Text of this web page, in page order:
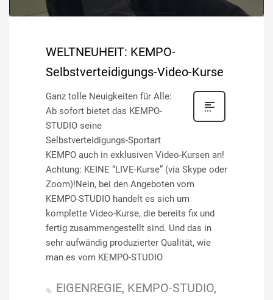
WELTNEUHEIT: KEMPO-
Selbstverteidigungs-Video-Kurse
Ganz tolle Neuigkeiten für Alle:
Ab sofort bietet das KEMPO-
STUDIO seine
Selbstverteidigungs-Sportart
KEMPO auch in exklusiven Video-Kursen an!
Achtung: KEINE “LIVE-Kurse” (via Skype oder
Zoom)!Nein, bei den Angeboten vom
KEMPO-STUDIO handelt es sich um
komplette Video-Kurse, die bereits fix und
fertig zusammengestellt sind. Und das in
sehr aufwändig produzierter Qualität, wie
man es vom KEMPO-STUDIO
EIGENREGIE KEMPO-STUDIO